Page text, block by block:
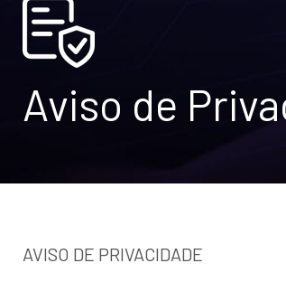
Aviso de
AVISO DE PRIVACIDADE